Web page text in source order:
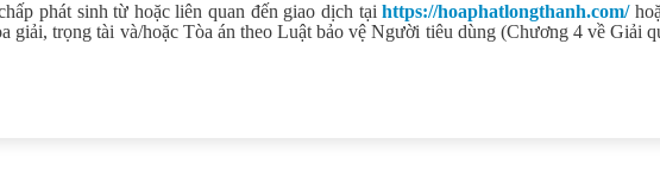
phát sinh từ hoặc liên quan đến giao dịch tạihttps://hoaphatlongthanh.com/
giải, trọng tài và/hoặc Tòa án theo Luật bảo vệ Người tiêu dùng (Chương 4 về Giải